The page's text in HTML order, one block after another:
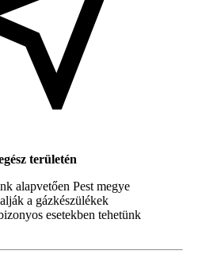
területén
alapvetően Pest megye
a gázkészülékek
esetekben tehetünk